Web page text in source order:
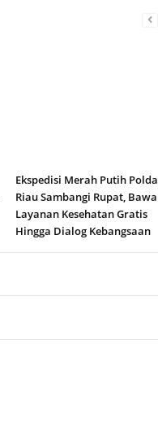
Ekspedisi Merah Putih Polda
Riau Sambangi Rupat, Bawa
Layanan Kesehatan Gratis
Hingga Dialog Kebangsaan